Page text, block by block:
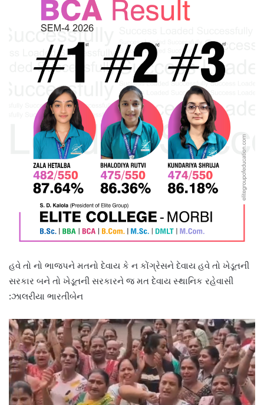
હવે તો નો ભાજપને મતનો દેવાય કે ન કોંગ્રેસને દેવાય હવે તો ખેડૂતની
સરકાર બને તો ખેડૂતની સરકારને જ મત દેવાય સ્થાનિક રહેવાસી
:ઝાલરીયા ભારતીબેન